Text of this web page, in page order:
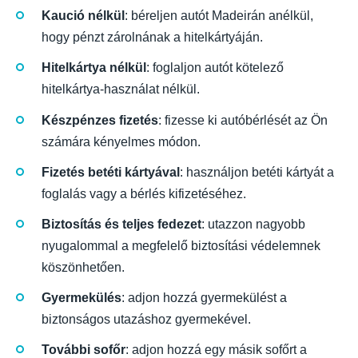
Kaució nélkül : béreljen autót Madeirán anélkül,
hogy pénzt zárolnának a hitelkártyáján.
Hitelkártya nélkül : foglaljon autót kötelező
hitelkártya-használat nélkül.
Készpénzes fizetés: fizesse ki autóbérlését az Ön
számára kényelmes módon.
Fizetés betéti kártyával : használjon betéti kártyát a
foglalás vagy a bérlés kifizetéséhez.
Biztosítás és teljes fedezet: utazzon nagyobb
nyugalommal a megfelelő biztosítási védelemnek
köszönhetően.
Gyermekülés: adjon hozzá gyermekülést a
biztonságos utazáshoz gyermekével.
További sofőr: adjon hozzá egy másik sofőrt a